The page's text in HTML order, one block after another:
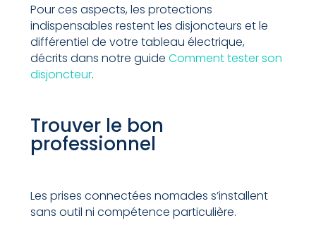
Pour ces aspects, les protections
indispensables restent les disjoncteurs et le
différentiel de votre tableau électrique,
décrits dans notre guide Comment tester son
disjoncteur.
Trouver le bon
professionnel
Les prises connectées nomades s’installent
sans outil ni compétence particulière.